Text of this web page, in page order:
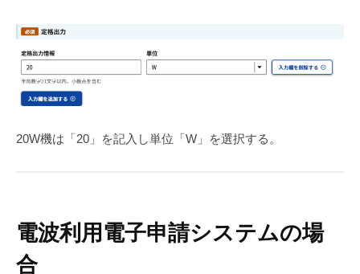
20W機は「20」を記入し単位「W」を選択する。
電波利用電子申請システムの場
合